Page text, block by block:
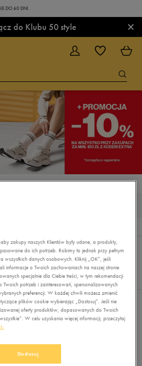
DO 60 DNI.
do Klubu 50 style ×
FILTRUJ
Pokaż
60
z 0
zakupy naszych Klientów były udane, a produkty,
do ich potrzeb. Robimy to jednak przy pełnym
wszystkich danych osobowych. Kliknij „OK”, jeśli
informacje o Twoich zachowaniach na naszej stronie
specjalnie dla Ciebie treści, w tym rekomendacji
potrzeb i zainteresowań, spersonalizowanych
preferencji. W każdej chwili możesz zmienić
plików cookie wybierając „Dostosuj”. Jeśli nie
oferty produktów, dopasowanych do Twoich
W celu uzyskania więcej informacji, przeczytaj
Dostosuj